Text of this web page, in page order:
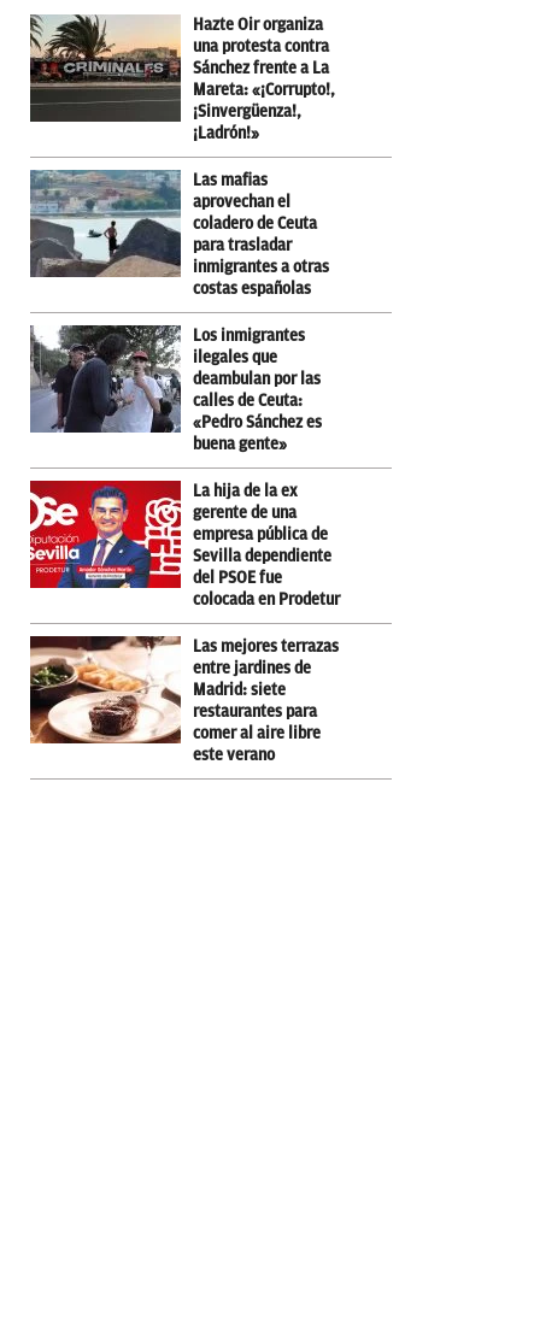
Hazte Oir organiza
una protesta contra
Sánchez frente a La
Mareta: «¡Corrupto!,
¡Sinvergüenza!,
¡Ladrón!»
Las mafias
aprovechan el
coladero de Ceuta
para trasladar
inmigrantes a otras
costas españolas
Los inmigrantes
ilegales que
deambulan por las
calles de Ceuta:
«Pedro Sánchez es
buena gente»
La hija de la ex
gerente de una
empresa pública de
Sevilla dependiente
del PSOE fue
colocada en Prodetur
Las mejores terrazas
entre jardines de
Madrid: siete
restaurantes para
comer al aire libre
este verano